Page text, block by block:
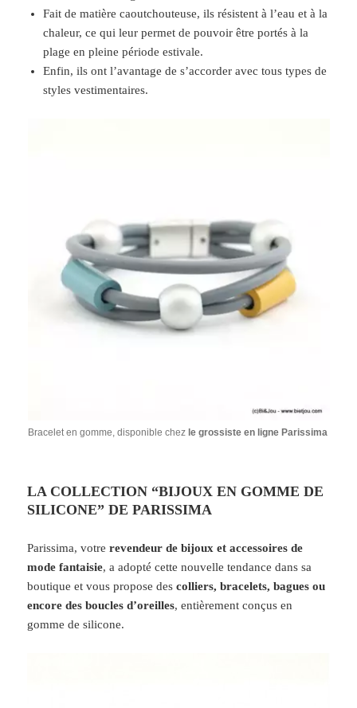
Fait de matière caoutchouteuse, ils résistent à l’eau et à la
chaleur, ce qui leur permet de pouvoir être portés à la
plage en pleine période estivale.
Enfin, ils ont l’avantage de s’accorder avec tous types de
styles vestimentaires.
Bracelet en gomme, disponible chezle grossiste en ligne Parissima
LA COLLECTION “BIJOUX EN GOMME DE
SILICONE” DE PARISSIMA
Parissima, votrerevendeur de bijoux et accessoires de
mode fantaisie, a adopté cette nouvelle tendance dans sa
boutique et vous propose descolliers, bracelets, bagues ou
encore des boucles d’oreilles, entièrement conçus en
gomme de silicone.